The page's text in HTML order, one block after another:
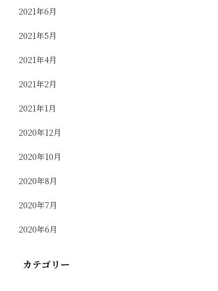
2021年6月
2021年5月
2021年4月
2021年2月
2021年1月
2020年12月
2020年10月
2020年8月
2020年7月
2020年6月
カテゴリー